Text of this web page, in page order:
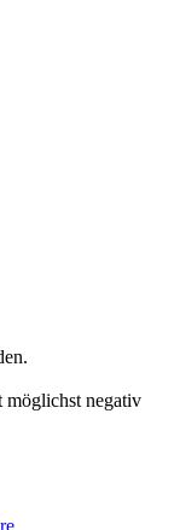
negativ